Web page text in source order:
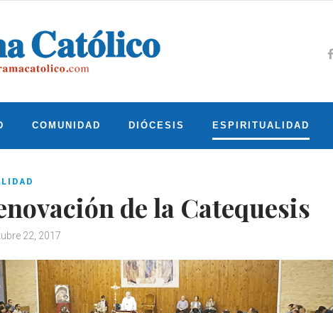
COMUNIDAD DIÓCESIS ESPIRITUALIDAD
de la Catequesis
22, 2017